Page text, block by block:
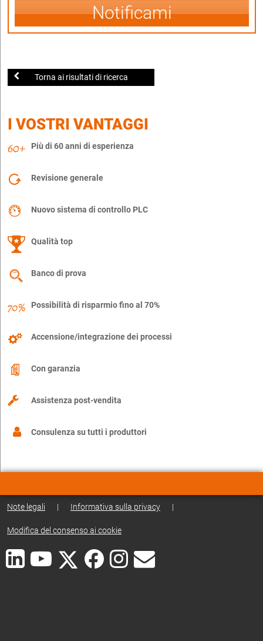
Notificami
Torna ai risultati di ricerca
I VOSTRI VANTAGGI
Più di 60 anni di esperienza
Revisione generale
Nuovo sistema di controllo PLC
Qualità top
Banco di prova
Possibilità di risparmio fino al 70%
Accensione/integrazione dei processi
Con garanzia
Assistenza post-vendita
Consulenza su tutti i produttori
Note legali | Informativa sulla privacy |
Modifica del consenso ai cookie